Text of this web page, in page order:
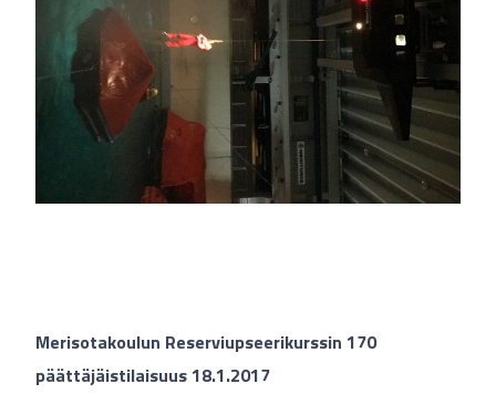
Merisotakoulun Reserviupseerikurssin 170
päättäjäistilaisuus 18.1.2017